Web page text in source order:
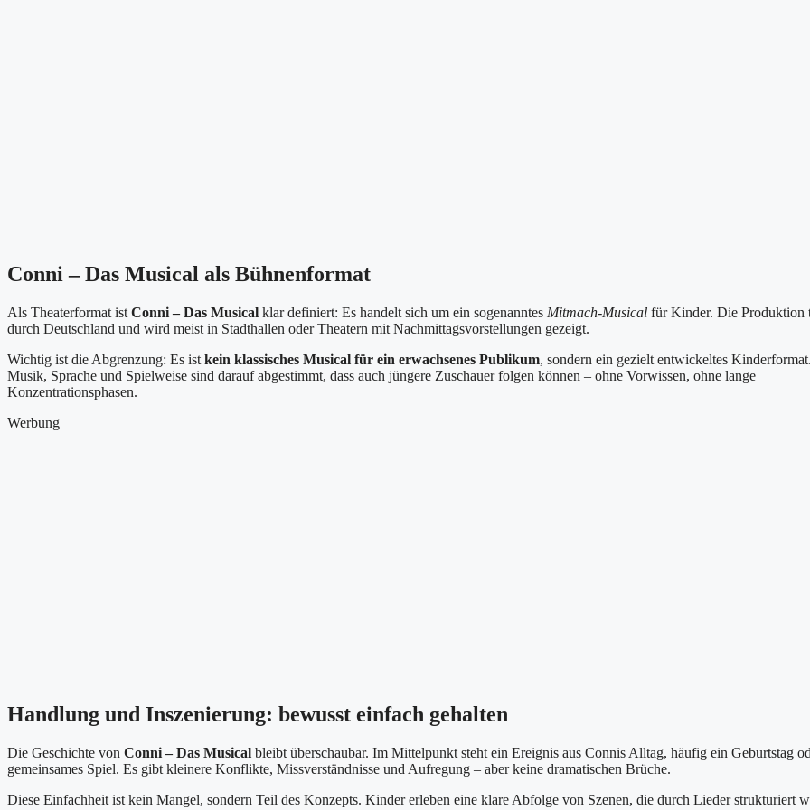
Conni – Das Musical als Bühnenformat
Als Theaterformat ist Conni – Das Musical klar definiert: Es handelt sich um ein sogenanntes Mitmach-Musical für Kinder. Die Produktion
durch Deutschland und wird meist in Stadthallen oder Theatern mit Nachmittagsvorstellungen gezeigt.
Wichtig ist die Abgrenzung: Es ist kein klassisches Musical für ein erwachsenes Publikum, sondern ein gezielt entwickeltes Kinderformat.
Musik, Sprache und Spielweise sind darauf abgestimmt, dass auch jüngere Zuschauer folgen können – ohne Vorwissen, ohne lange
Konzentrationsphasen.
Werbung
Handlung und Inszenierung: bewusst einfach gehalten
Die Geschichte von Conni – Das Musical bleibt überschaubar. Im Mittelpunkt steht ein Ereignis aus Connis Alltag, häufig ein Geburtstag
gemeinsames Spiel. Es gibt kleinere Konflikte, Missverständnisse und Aufregung – aber keine dramatischen Brüche.
Diese Einfachheit ist kein Mangel, sondern Teil des Konzepts. Kinder erleben eine klare Abfolge von Szenen, die durch Lieder strukturiert